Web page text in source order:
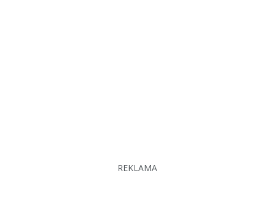
REKLAMA